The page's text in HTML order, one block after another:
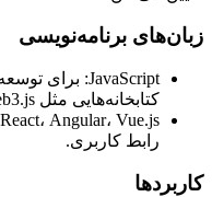
زبان‌های برنامه‌نویسی
کتابخانه‌هایی مثل Web3.js یا Ethers.js.
رابط کاربری.
کاربردها